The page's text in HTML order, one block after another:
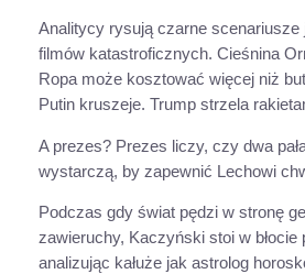
Analitycy rysują czarne scenariusze
filmów katastroficznych. Cieśnina
Ropa może kosztować więcej niż
Putin kruszeje. Trump strzela
A prezes? Prezes liczy, czy dwa
wystarczą, by zapewnić Lechowi
Podczas gdy świat pędzi w stronę
zawieruchy, Kaczyński stoi w błocie
analizując kałuże jak astrolog